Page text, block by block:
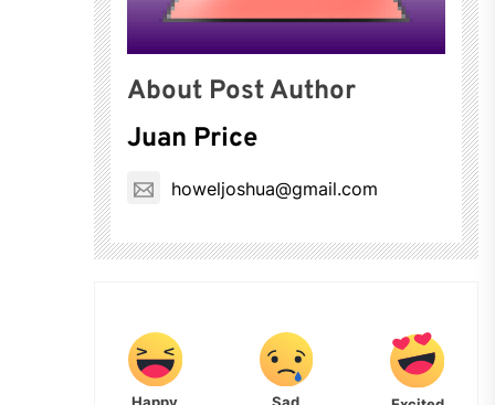
About Post Author
Juan Price
howeljoshua@gmail.com